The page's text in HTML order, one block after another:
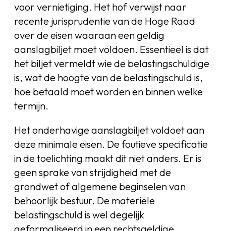
voor vernietiging. Het hof verwijst naar
recente jurisprudentie van de Hoge Raad
over de eisen waaraan een geldig
aanslagbiljet moet voldoen. Essentieel is dat
het biljet vermeldt wie de belastingschuldige
is, wat de hoogte van de belastingschuld is,
hoe betaald moet worden en binnen welke
termijn.
Het onderhavige aanslagbiljet voldoet aan
deze minimale eisen. De foutieve specificatie
in de toelichting maakt dit niet anders. Er is
geen sprake van strijdigheid met de
grondwet of algemene beginselen van
behoorlijk bestuur. De materiële
belastingschuld is wel degelijk